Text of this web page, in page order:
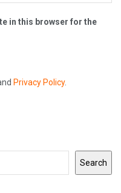
in this browser for the
Privacy Policy.
Search